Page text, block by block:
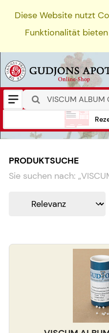
Diese Website nutzt
Funktionalität bieten
PRODUKTSUCHE
Sie suchen nach: „